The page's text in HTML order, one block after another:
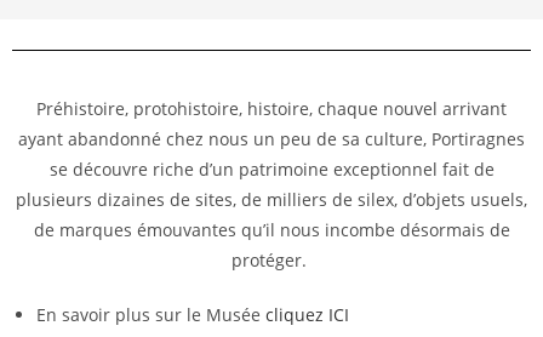
Préhistoire, protohistoire, histoire, chaque nouvel arrivant
ayant abandonné chez nous un peu de sa culture, Portiragnes
se découvre riche d’un patrimoine exceptionnel fait de
plusieurs dizaines de sites, de milliers de silex, d’objets usuels,
de marques émouvantes qu’il nous incombe désormais de
protéger.
En savoir plus sur le Musée cliquez ICI